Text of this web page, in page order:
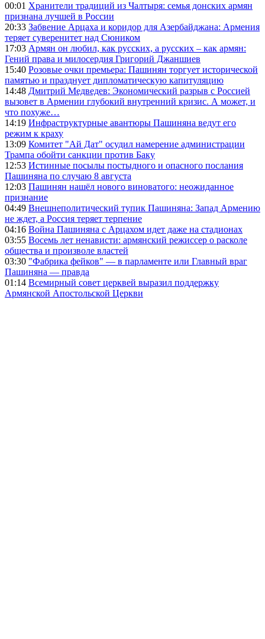
00:01 Хранители традиций из Чалтыря: семья донских армян
признана лучшей в России
20:33 Забвение Арцаха и коридор для Азербайджана: Армения
теряет суверенитет над Сюником
17:03 Армян он любил, как русских, а русских – как армян:
Гений права и милосердия Григорий Джаншиев
15:40 Розовые очки премьера: Пашинян торгует исторической
памятью и празднует дипломатическую капитуляцию
14:48 Дмитрий Медведев: Экономический разрыв с Россией
вызовет в Армении глубокий внутренний кризис. А может, и
что похуже…
14:19 Инфраструктурные авантюры Пашиняна ведут его
режим к краху
13:09 Комитет "Ай Дат" осудил намерение администрации
Трампа обойти санкции против Баку
12:53 Истинные посылы постыдного и опасного послания
Пашиняна по случаю 8 августа
12:03 Пашинян нашёл нового виноватого: неожиданное
признание
04:49 Внешнеполитический тупик Пашиняна: Запад Армению
не ждет, а Россия теряет терпение
04:16 Война Пашиняна с Арцахом идет даже на стадионах
03:55 Восемь лет ненависти: армянский режиссер о расколе
общества и произволе властей
03:30 "Фабрика фейков" — в парламенте или Главный враг
Пашиняна — правда
01:14 Всемирный совет церквей выразил поддержку
Армянской Апостольской Церкви